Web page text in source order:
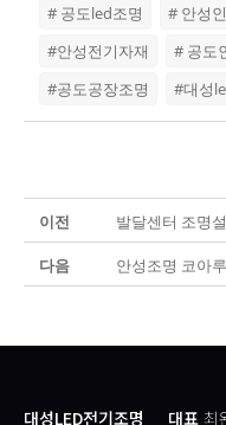
# 공도led조명
# 안성
#안성전기자재
# 공도
#공도공장조명
#대성
이전 발달센터 조명
다음 안성조명 코아
대성LED전기조명 대표 최